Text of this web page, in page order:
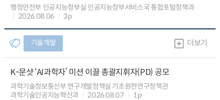
행정안전부 인공지능정부실 인공지능정부서비스국 통합포털정책과
2026.08.06
3p
기술개발 더보기
K-문샷 ‘AI과학자’ 미션 이끌 총괄지휘자(PD) 공모
과학기술정보통신부 연구개발정책실 기초원천연구정책관
과학기술인공지능혁신과
2026.08.07 1p